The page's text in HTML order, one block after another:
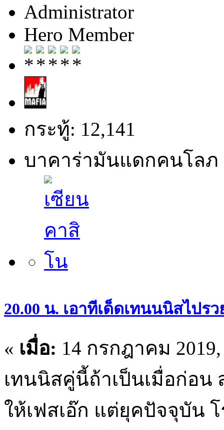
Administrator
Hero Member
กระทู้: 12,141
บาคาร่ามันแดกคนโลภ
20.00 น. เอาทีเด็ดเทนนนิสไปร
« เมื่อ: 14 กรกฎาคม 2019,
เทนนิสคู่นี้ถ้าเป็นเมื่อก่อน
ให้เฟสเอ๊ก แต่ยุคปัจจุบัน โ